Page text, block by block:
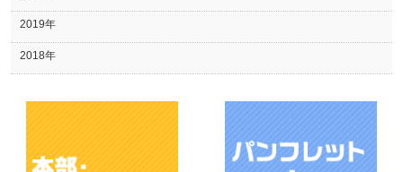
2019年
2018年